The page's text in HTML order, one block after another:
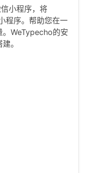
小程序，将
程序。帮助您在一
。WeTypecho的安
。